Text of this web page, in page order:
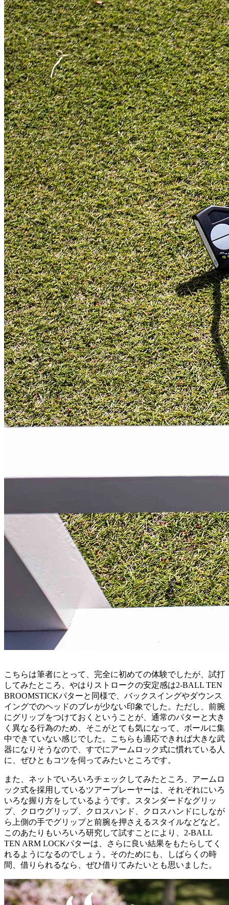
こちらは筆者にとって、完全に初めての体験でしたが、試打
してみたところ、やはりストロークの安定感は2-BALL TEN
BROOMSTICKパターと同様で、バックスイングやダウンス
イングでのヘッドのブレが少ない印象でした。ただし、前腕
にグリップをつけておくということが、通常のパターと大き
く異なる行為のため、そこがとても気になって、ボールに集
中できていない感じでした。こちらも適応できれば大きな武
器になりそうなので、すでにアームロック式に慣れている人
に、ぜひともコツを伺ってみたいところです。
また、ネットでいろいろチェックしてみたところ、アームロ
ック式を採用しているツアープレーヤーは、それぞれにいろ
いろな握り方をしているようです。スタンダードなグリッ
プ、クロウグリップ、クロスハンド、クロスハンドにしなが
ら上側の手でグリップと前腕を押さえるスタイルなどなど。
このあたりもいろいろ研究して試すことにより、2-BALL
TEN ARM LOCKパターは、さらに良い結果をもたらしてく
れるようになるのでしょう。そのためにも、しばらくの時
間、借りられるなら、ぜひ借りてみたいとも思いました。